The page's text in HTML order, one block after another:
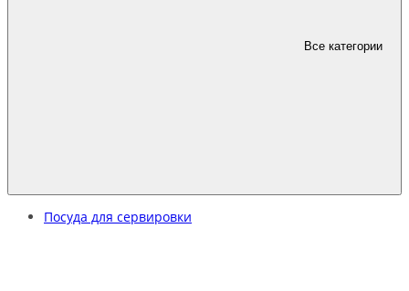
Все категории
Посуда для сервировки